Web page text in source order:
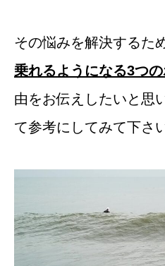
その悩みを解決するた
乗れるようになる3つ
由をお伝えしたいと思
て参考にしてみて下さ